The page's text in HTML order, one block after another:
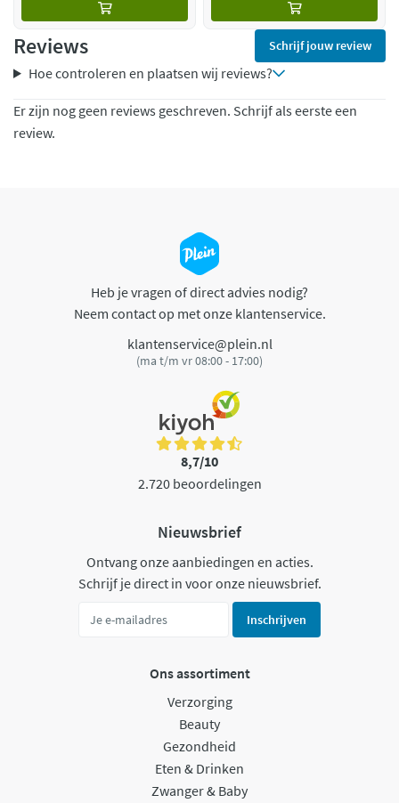
Reviews Schrijf jouw review
Hoe controleren en plaatsen wij reviews?
Er zijn nog geen reviews geschreven. Schrijf als eerste een
review.
Heb je vragen of direct advies nodig?
Neem contact op met onze klantenservice.
klantenservice@plein.nl
(ma t/m vr 08:00 - 17:00)
8,7/10
2.720 beoordelingen
Nieuwsbrief
Ontvang onze aanbiedingen en acties.
Schrijf je direct in voor onze nieuwsbrief.
Inschrijven
Ons assortiment
Verzorging
Beauty
Gezondheid
Eten & Drinken
Zwanger & Baby